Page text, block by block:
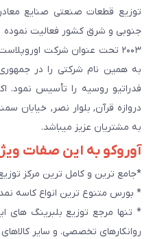
توزیع قطعات صنعتی صنایع
جنوبی و شرق کشور فعالیت نموده
به همین نام شرکتی را در
فدراتیو روسیه را تأسیس نمود.
به مشتریان عزیز میباشد.
آوروکو به این صفات
*جامع ترین و کامل ترین مرکز
* بورس متنوع ترین انواع کاسه
روانکارهای تخصصی. و سایر